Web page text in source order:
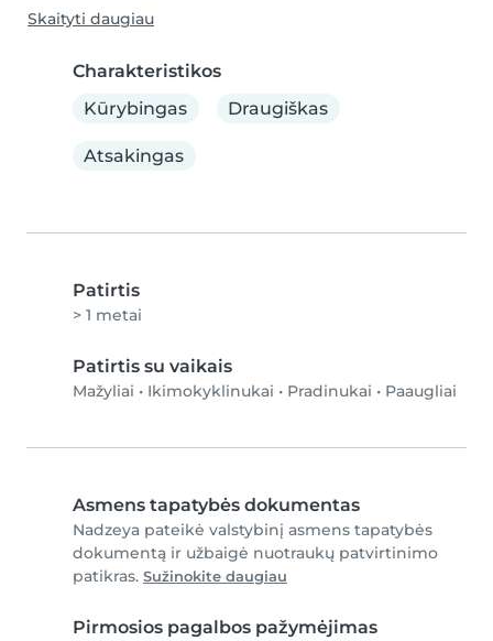
Skaityti daugiau
Charakteristikos
Kūrybingas
Draugiškas
Atsakingas
Patirtis
> 1 metai
Patirtis su vaikais
Mažyliai • Ikimokyklinukai • Pradinukai • Paaugliai
Asmens tapatybės dokumentas
Nadzeya pateikė valstybinį asmens tapatybės
dokumentą ir užbaigė nuotraukų patvirtinimo
patikras. Sužinokite daugiau
Pirmosios pagalbos pažymėjimas